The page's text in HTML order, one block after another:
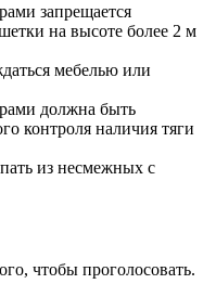
запрещается
на высоте более 2 м
мебелью или
должна быть
контроля наличия тяги
из несмежных с
чтобы проголосовать.